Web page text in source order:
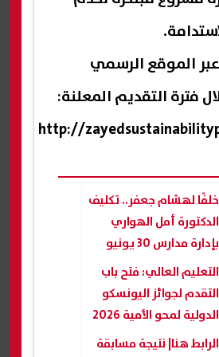
الموقع الرسمي
فترة التقديم المعلنة:
http://
خلفًا لهشام جعفر.. تكليف
الدكتورة أمل الهواري
بإدارة مدارس 30 يونيو
التعليم العالي: فتح باب
التقدم لجوائز اليونسكو
الدولية لمحو الأمية 2026
الرابط هنا| نتيجة مسابقة